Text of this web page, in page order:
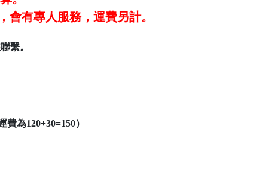
會有專人服務，運費另計。
繫。
為120+30=150）